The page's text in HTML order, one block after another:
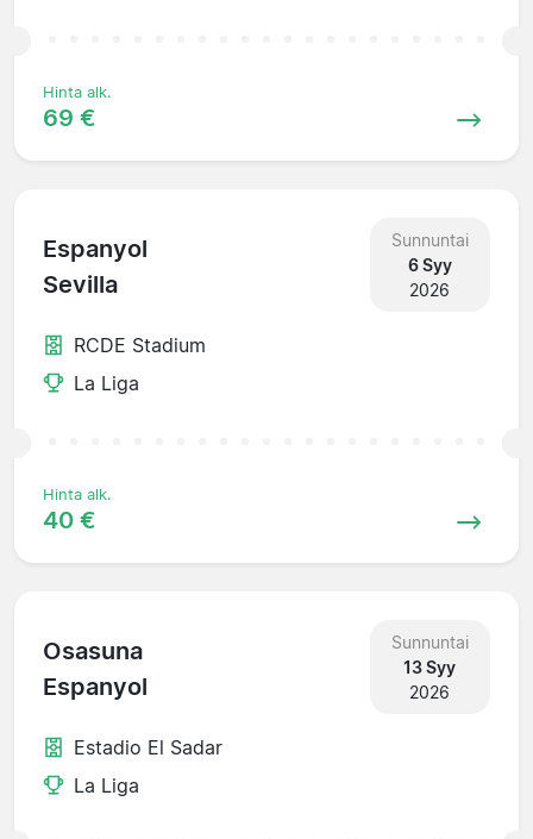
Hinta alk.
69 €
Espanyol
Sevilla
Sunnuntai
6 Syy
2026
RCDE Stadium
La Liga
Hinta alk.
40 €
Osasuna
Espanyol
Sunnuntai
13 Syy
2026
Estadio El Sadar
La Liga